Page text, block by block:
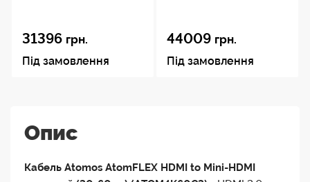
31396 грн.
Під замовлення
44009 грн.
Під замовлення
Опис
Кабель Atomos AtomFLEX HDMI to Mini-HDMI